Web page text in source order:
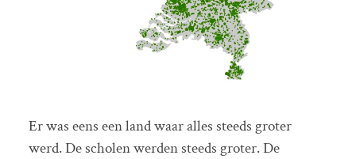
Er was eens een land waar alles steeds groter
werd. De scholen werden steeds groter. De